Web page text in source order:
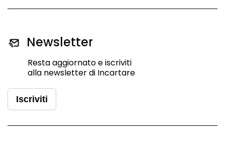
Newsletter
Resta aggiornato e iscriviti
alla newsletter di Incartare
Iscriviti